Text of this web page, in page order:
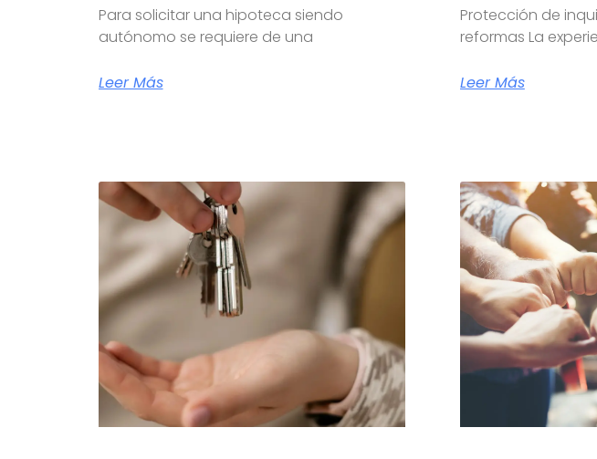
Para solicitar una hipoteca siendo
autónomo se requiere de una
Leer Más
Protección de
reformas La
Leer Más